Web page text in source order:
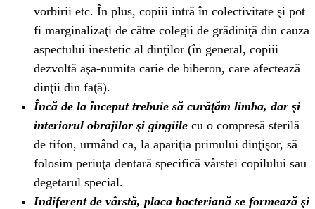
vorbirii etc. În plus, copiii intră în colectivitate şi pot
fi marginalizaţi de către colegii de grădiniţă din cauza
aspectului inestetic al dinţilor (în general, copiii
dezvoltă aşa-numita carie de biberon, care afectează
dinţii din faţă).
Încă de la început trebuie să curăţăm limba, dar şi
interiorul obrajilor şi gingiile cu o compresă sterilă
de tifon, urmând ca, la apariţia primului dinţişor, să
folosim periuţa dentară specifică vârstei copilului sau
degetarul special.
Indiferent de vârstă, placa bacteriană se formează şi